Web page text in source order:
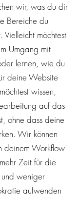
wir, was du dir
Bereiche du
Vielleicht möchtest
Umgang mit
lernen, wie du
deine Website
wissen,
auf das
ohne dass deine
Wir können
deinem Workflow
Zeit für die
weniger
aufwenden